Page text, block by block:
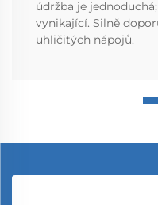
údržba je
vynikající. Silně
uhličitých nápojů.